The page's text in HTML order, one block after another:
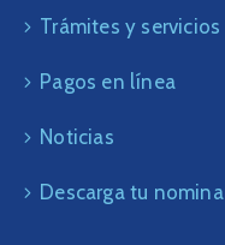
Trámites y servicios
Pagos en línea
Noticias
Descarga tu nomina